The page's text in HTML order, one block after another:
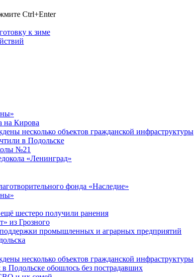
Ctrl+Enter
к зиме
на Кирова
несколько объектов гражданской инфраструктуры
в Подольске
№21
«Ленинград»
фонда «Наследие»
шестеро получили ранения
из Грозного
промышленных и аграрных предприятий
несколько объектов гражданской инфраструктуры
Подольске обошлось без пострадавших